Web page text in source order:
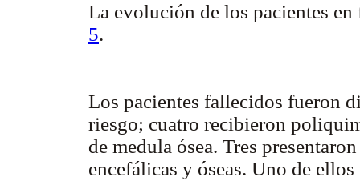
La evolución de los pacientes
5.
Los pacientes fallecidos fueron
riesgo; cuatro recibieron
de medula ósea. Tres
encefálicas y óseas. Uno de